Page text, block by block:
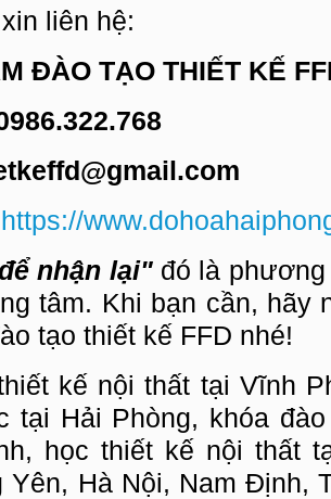
liên hệ:
ĐÀO TẠO THIẾT KẾ
https://
nhận lại"đó là phương
tâm. Khi bạn cần, hãy
tạo thiết kế FFD nhé!
kế nội thất tại Vĩnh
tại Hải Phòng, khóa
học thiết kế nội thất
Yên, Hà Nội, Nam Định,